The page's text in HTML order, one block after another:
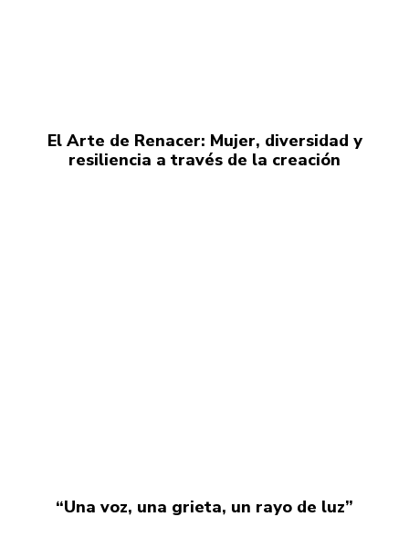
El Arte de Renacer: Mujer, diversidad y
resiliencia a través de la creación
“Una voz, una grieta, un rayo de luz”